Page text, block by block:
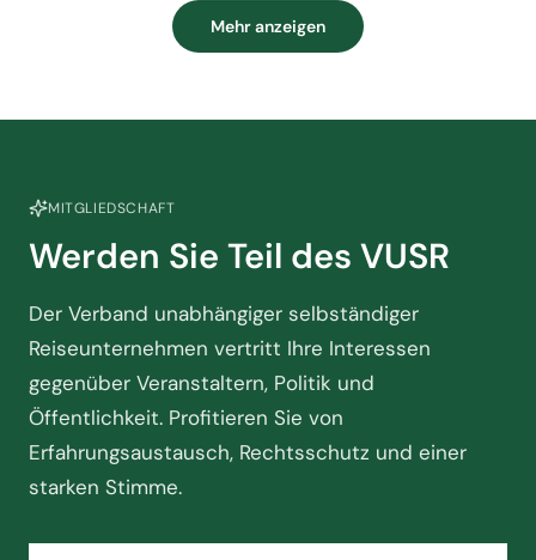
Mehr anzeigen
MITGLIEDSCHAFT
Werden Sie Teil des VUSR
Der Verband unabhängiger selbständiger
Reiseunternehmen vertritt Ihre Interessen
gegenüber Veranstaltern, Politik und
Öffentlichkeit. Profitieren Sie von
Erfahrungsaustausch, Rechtsschutz und einer
starken Stimme.